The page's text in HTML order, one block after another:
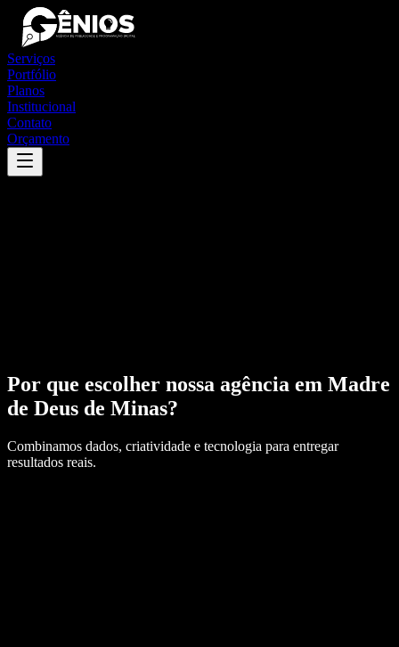
Serviços
Portfólio
Planos
Institucional
Contato
Orçamento
Por que escolher nossa agência em Madre
de Deus de Minas?
Combinamos dados, criatividade e tecnologia para entregar
resultados reais.